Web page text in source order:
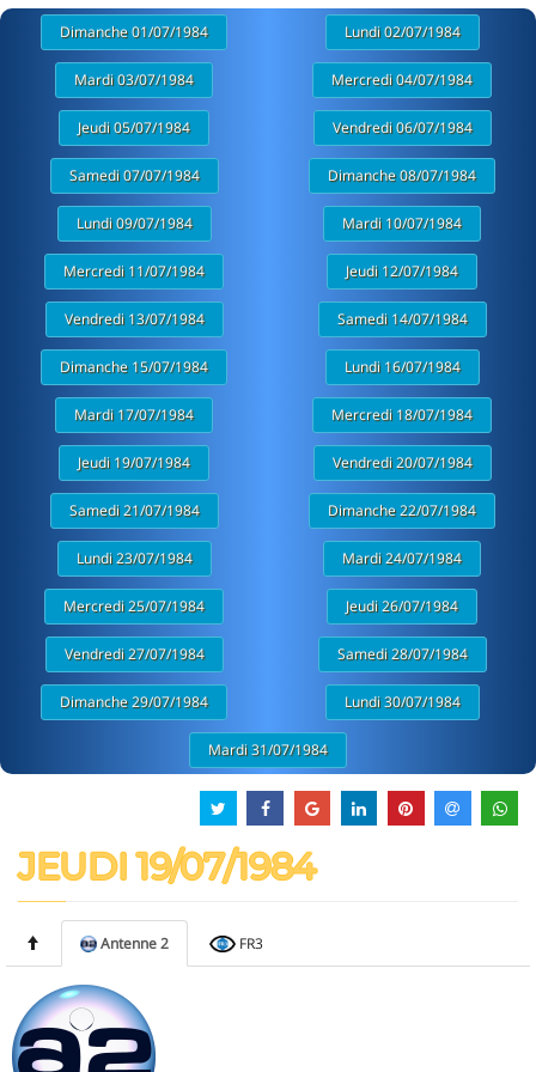
Dimanche 01/07/1984 Lundi 02/07/1984
Mardi 03/07/1984 Mercredi 04/07/1984
Jeudi 05/07/1984 Vendredi 06/07/1984
Samedi 07/07/1984 Dimanche 08/07/1984
Lundi 09/07/1984 Mardi 10/07/1984
Mercredi 11/07/1984 Jeudi 12/07/1984
Vendredi 13/07/1984 Samedi 14/07/1984
Dimanche 15/07/1984 Lundi 16/07/1984
Mardi 17/07/1984 Mercredi 18/07/1984
Jeudi 19/07/1984 Vendredi 20/07/1984
Samedi 21/07/1984 Dimanche 22/07/1984
Lundi 23/07/1984 Mardi 24/07/1984
Mercredi 25/07/1984 Jeudi 26/07/1984
Vendredi 27/07/1984 Samedi 28/07/1984
Dimanche 29/07/1984 Lundi 30/07/1984
Mardi 31/07/1984
JEUDI 19/07/1984
Antenne 2 FR3